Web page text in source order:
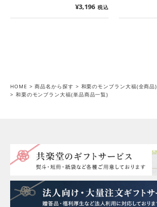
¥3,196 税込
HOME 商品名から探す
和栗のモンブラン大福(全商品)
和栗のモンブラン大福(単品商品一覧)